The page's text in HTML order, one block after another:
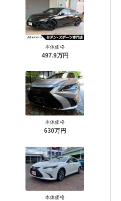
本体価格
497.9万円
本体価格
630万円
本体価格